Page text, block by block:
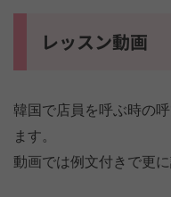
レッスン動画
韓国で店員を呼ぶ時の
ます。
動画では例文付きで更